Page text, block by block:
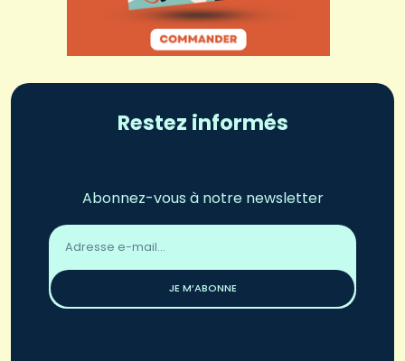
Restez informés
Abonnez-vous à notre newsletter
Adresse
email
JE M’ABONNE